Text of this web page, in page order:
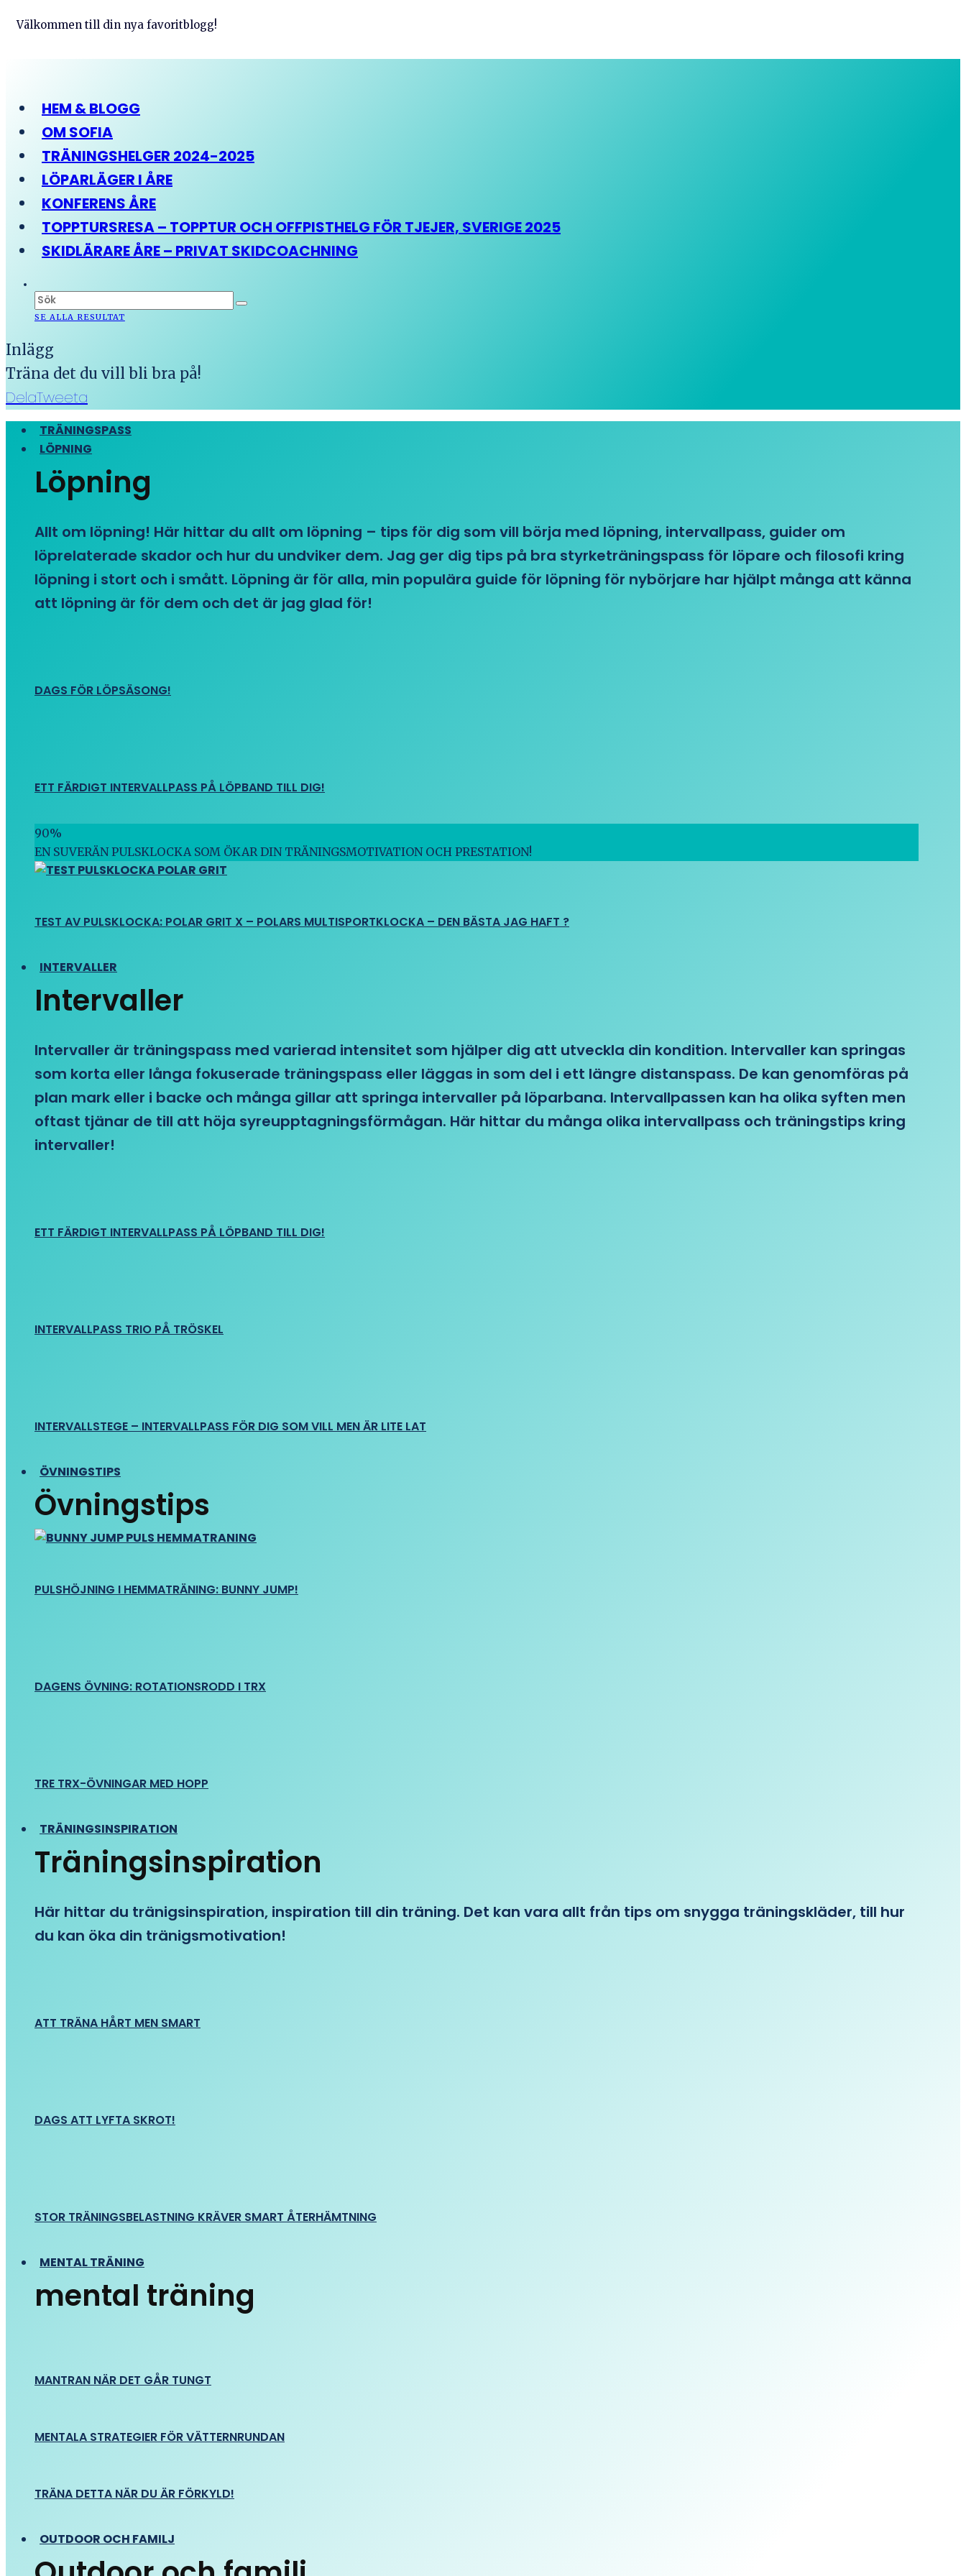
Välkommen till din nya favoritblogg!
HEM & BLOGG
OM SOFIA
TRÄNINGSHELGER 2024-2025
LÖPARLÄGER I ÅRE
KONFERENS ÅRE
TOPPTURSRESA – TOPPTUR OCH OFFPISTHELG FÖR TJEJER, SVERIGE 2025
SKIDLÄRARE ÅRE – PRIVAT SKIDCOACHNING
SE ALLA RESULTAT
Inlägg
Träna det du vill bli bra på!
DelaTweeta
TRÄNINGSPASS
LÖPNING
Löpning
Allt om löpning! Här hittar du allt om löpning – tips för dig som vill börja med löpning, intervallpass, guider om
löprelaterade skador och hur du undviker dem. Jag ger dig tips på bra styrketräningspass för löpare och filosofi kring
löpning i stort och i smått. Löpning är för alla, min populära guide för löpning för nybörjare har hjälpt många att känna
att löpning är för dem och det är jag glad för!
DAGS FÖR LÖPSÄSONG!
ETT FÄRDIGT INTERVALLPASS PÅ LÖPBAND TILL DIG!
90%
EN SUVERÄN PULSKLOCKA SOM ÖKAR DIN TRÄNINGSMOTIVATION OCH PRESTATION!
TEST AV PULSKLOCKA: POLAR GRIT X – POLARS MULTISPORTKLOCKA – DEN BÄSTA JAG HAFT ?
INTERVALLER
Intervaller
Intervaller är träningspass med varierad intensitet som hjälper dig att utveckla din kondition. Intervaller kan springas
som korta eller långa fokuserade träningspass eller läggas in som del i ett längre distanspass. De kan genomföras på
plan mark eller i backe och många gillar att springa intervaller på löparbana. Intervallpassen kan ha olika syften men
oftast tjänar de till att höja syreupptagningsförmågan. Här hittar du många olika intervallpass och träningstips kring
intervaller!
ETT FÄRDIGT INTERVALLPASS PÅ LÖPBAND TILL DIG!
INTERVALLPASS TRIO PÅ TRÖSKEL
INTERVALLSTEGE – INTERVALLPASS FÖR DIG SOM VILL MEN ÄR LITE LAT
ÖVNINGSTIPS
Övningstips
PULSHÖJNING I HEMMATRÄNING: BUNNY JUMP!
DAGENS ÖVNING: ROTATIONSRODD I TRX
TRE TRX-ÖVNINGAR MED HOPP
TRÄNINGSINSPIRATION
Träningsinspiration
Här hittar du tränigsinspiration, inspiration till din träning. Det kan vara allt från tips om snygga träningskläder, till hur
du kan öka din tränigsmotivation!
ATT TRÄNA HÅRT MEN SMART
DAGS ATT LYFTA SKROT!
STOR TRÄNINGSBELASTNING KRÄVER SMART ÅTERHÄMTNING
MENTAL TRÄNING
mental träning
MANTRAN NÄR DET GÅR TUNGT
MENTALA STRATEGIER FÖR VÄTTERNRUNDAN
TRÄNA DETTA NÄR DU ÄR FÖRKYLD!
OUTDOOR OCH FAMILJ